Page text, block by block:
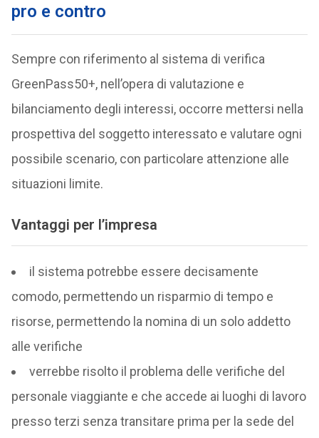
pro e contro
Sempre con riferimento al sistema di verifica
GreenPass50+, nell’opera di valutazione e
bilanciamento degli interessi, occorre mettersi nella
prospettiva del soggetto interessato e valutare ogni
possibile scenario, con particolare attenzione alle
situazioni limite.
Vantaggi per l’impresa
il sistema potrebbe essere decisamente
comodo, permettendo un risparmio di tempo e
risorse, permettendo la nomina di un solo addetto
alle verifiche
verrebbe risolto il problema delle verifiche del
personale viaggiante e che accede ai luoghi di lavoro
presso terzi senza transitare prima per la sede del